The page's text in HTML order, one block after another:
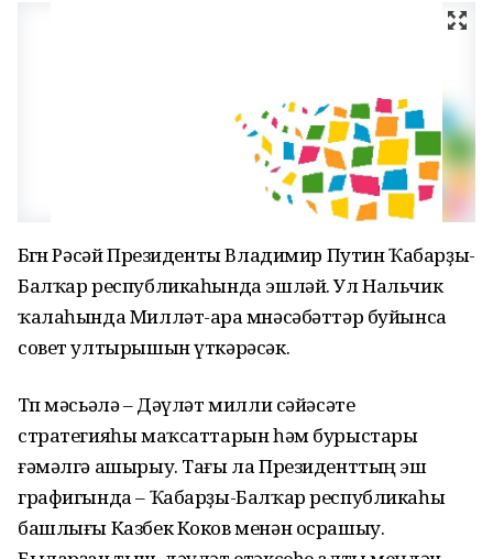
Бөгөн Рәсәй Президенты Владимир Путин Ҡабарҙы-
Балҡар республикаһында эшләй. Ул Нальчик
ҡалаһында Милләт-ара мөнәсәбәттәр буйынса
совет ултырышын үткәрәсәк.
Төп мәсьәлә – Дәүләт милли сәйәсәте
стратегияһы маҡсаттарын һәм бурыстары
ғәмәлгә ашырыу. Тағы ла Президенттың эш
графигында – Ҡабарҙы-Балҡар республикаһы
башлығы Казбек Коков менән осрашыу.